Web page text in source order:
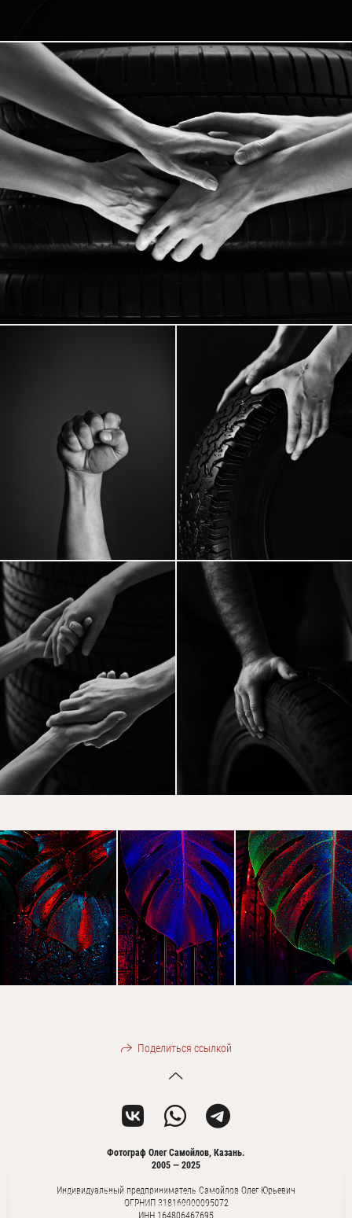
Поделиться ссылкой
Фотограф Олег Самойлов, Казань.
2005 — 2025
Индивидуальный предприниматель Самойлов Олег Юрьевич
ОГРНИП 318169000095072
ИНН 164806467695
На сайте используются файлы cookie для работы сайта и анализа
Политика конфиденциальности